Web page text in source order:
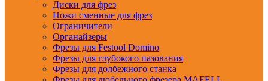
Диски для фрез
Ножи сменные для фрез
Ограничители
Органайзеры
Фрезы для Festool Domino
Фрезы для глубокого пазования
Фрезы для долбежного станка